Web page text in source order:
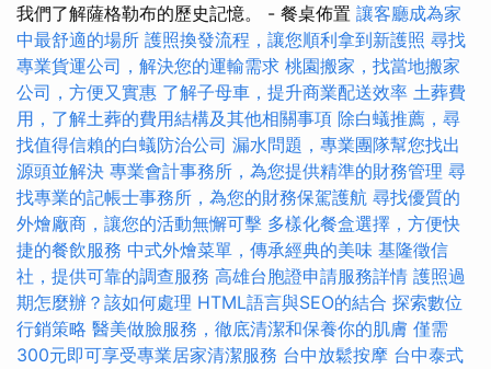
我們了解薩格勒布的歷史記憶。 - 餐桌佈置 讓客廳成為家
中最舒適的場所 護照換發流程，讓您順利拿到新護照 尋找
專業貨運公司，解決您的運輸需求 桃園搬家，找當地搬家
公司，方便又實惠 了解子母車，提升商業配送效率 土葬費
用，了解土葬的費用結構及其他相關事項 除白蟻推薦，尋
找值得信賴的白蟻防治公司 漏水問題，專業團隊幫您找出
源頭並解決 專業會計事務所，為您提供精準的財務管理 尋
找專業的記帳士事務所，為您的財務保駕護航 尋找優質的
外燴廠商，讓您的活動無懈可擊 多樣化餐盒選擇，方便快
捷的餐飲服務 中式外燴菜單，傳承經典的美味 基隆徵信
社，提供可靠的調查服務 高雄台胞證申請服務詳情 護照過
期怎麼辦？該如何處理 HTML語言與SEO的結合 探索數位
行銷策略 醫美做臉服務，徹底清潔和保養你的肌膚 僅需
300元即可享受專業居家清潔服務 台中放鬆按摩 台中泰式